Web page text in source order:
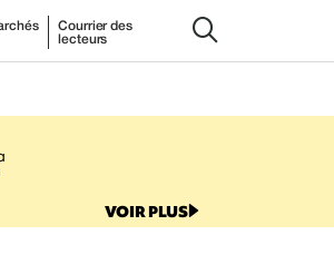
Courrier des
lecteurs
VOIR PLUS